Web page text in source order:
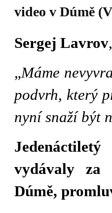
video v Dúmě
Sergej Lavrov
„Máme
podvrh, který
nyní snaží být
vydávaly za
Dúmě,